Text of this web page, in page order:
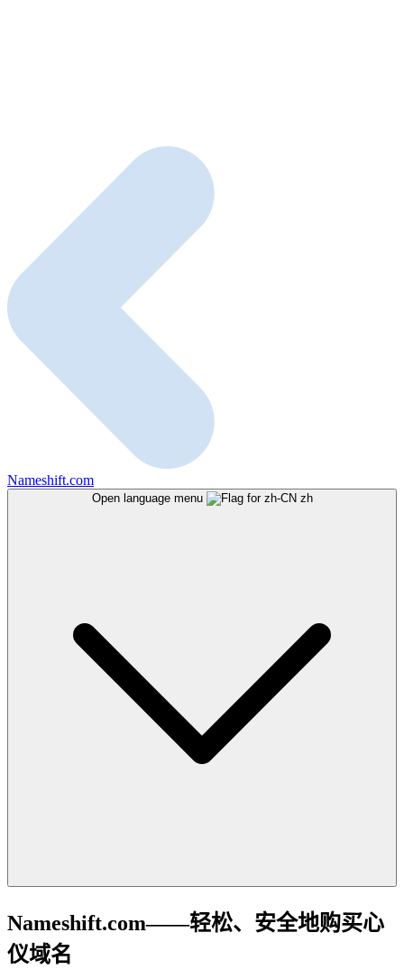
Nameshift.com
Open language menu zh
Nameshift.com——轻松、安全地购买心
仪域名